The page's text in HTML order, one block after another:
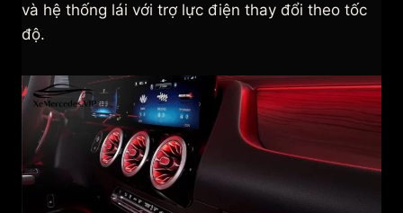
và hệ thống lái với trợ lực điện thay đổi theo tốc
độ.